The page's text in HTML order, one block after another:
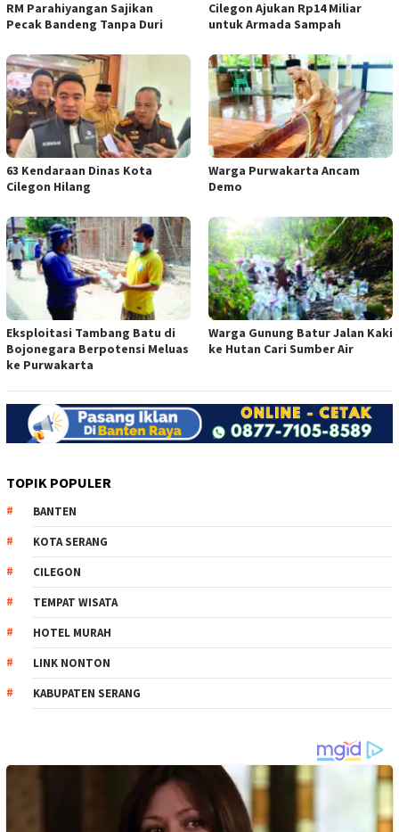
RM Parahiyangan Sajikan
Pecak Bandeng Tanpa Duri
Cilegon Ajukan Rp14 Miliar
untuk Armada Sampah
63 Kendaraan Dinas Kota
Cilegon Hilang
Warga Purwakarta Ancam
Demo
Eksploitasi Tambang Batu di
Bojonegara Berpotensi Meluas
ke Purwakarta
Warga Gunung Batur Jalan Kaki
ke Hutan Cari Sumber Air
TOPIK POPULER
BANTEN
KOTA SERANG
CILEGON
TEMPAT WISATA
HOTEL MURAH
LINK NONTON
KABUPATEN SERANG